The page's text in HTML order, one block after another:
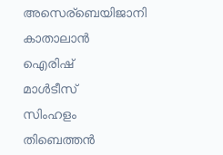
അസെര്ബെയിജാനി
കാതാലാൻ
ഐരിഷ്
മാൾടീസ്
സിംഹളം
തിബെത്തൻ